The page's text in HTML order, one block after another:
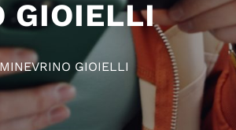
GIOIELLI
GIOIELLI